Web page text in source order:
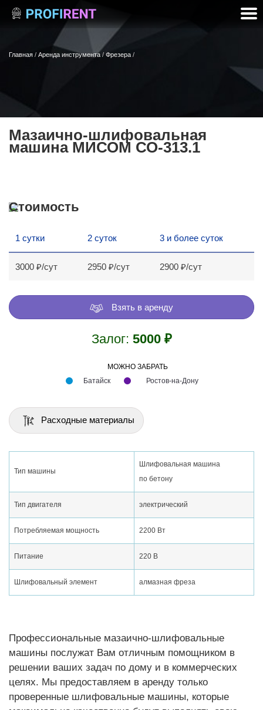
Главная / Аренда инструмента / Фрезера /
Мазаично-шлифовальная
машина МИСОМ СО-313.1
Стоимость
1 сутки 2 суток 3 и более суток
3000 ₽/сут 2950 ₽/сут 2900 ₽/сут
Взять в аренду
Залог: 5000 ₽
МОЖНО ЗАБРАТЬ
Батайск
Ростов-на-Дону
Расходные материалы
Тип машины
Шлифовальная машина
по бетону
Тип двигателя электрический
Потребляемая мощность 2200 Вт
Питание 220 В
Шлифовальный элемент алмазная фреза
Профессиональные мазаично-шлифовальные
машины послужат Вам отличным помощником в
решении ваших задач по дому и в коммерческих
целях. Мы предоставляем в аренду только
проверенные шлифовальные машины, которые